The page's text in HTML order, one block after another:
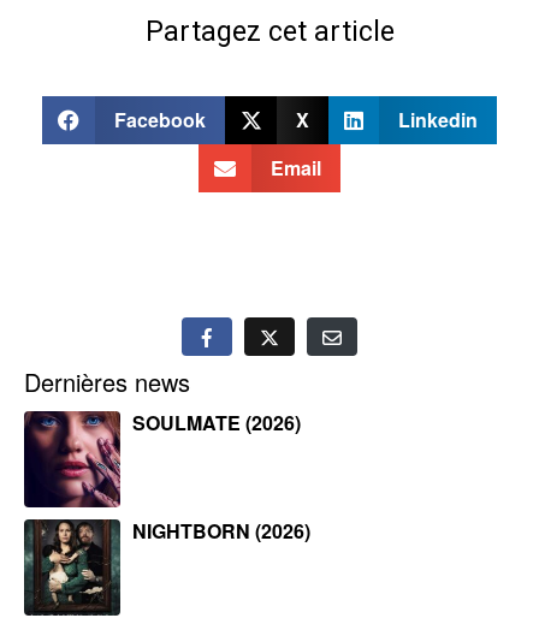
Partagez cet article
Facebook X
Linkedin
Email
Dernières news
SOULMATE (2026)
NIGHTBORN (2026)